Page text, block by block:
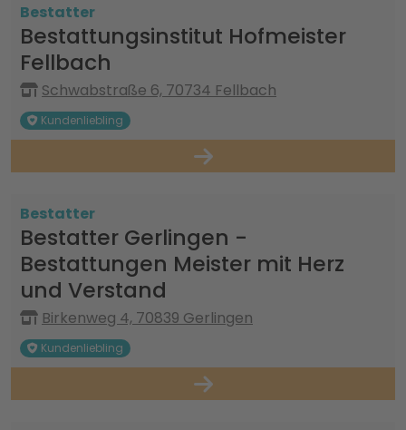
Bestatter
Bestattungsinstitut Hofmeister
Fellbach
Schwabstraße 6, 70734 Fellbach
Kundenliebling
Bestatter
Bestatter Gerlingen -
Bestattungen Meister mit Herz
und Verstand
Birkenweg 4, 70839 Gerlingen
Kundenliebling